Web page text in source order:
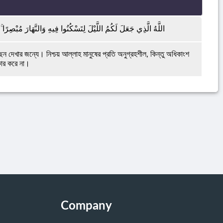
اللَّهُ الَّذِي جَعَلَ لَكُمُ اللَّيْلَ لِتَسْكُنُوا فِيهِ وَالنَّهَارَ
দেখার জন্যে। নিশ্চয় আল্লাহ মানুষের প্রতি অনুগ্রহশীল, কিন্তু অধিকাংশ
করে না।
Company